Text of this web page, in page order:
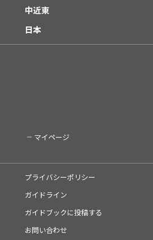
中近東
日本
マイページ
プライバシーポリシー
ガイドライン
ガイドブックに投稿する
お問い合わせ